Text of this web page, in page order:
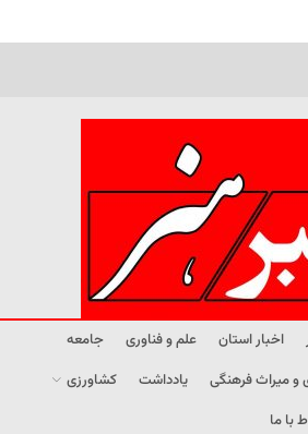
اخبار استان علم و فناوری
جامعه
و میراث فرهنگی یادداشت
کشاورزی
با ما